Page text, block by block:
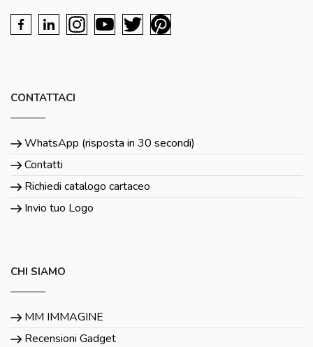
CONTATTACI
WhatsApp (risposta in 30 secondi)
Contatti
Richiedi catalogo cartaceo
Invio tuo Logo
CHI SIAMO
MM IMMAGINE
Recensioni Gadget